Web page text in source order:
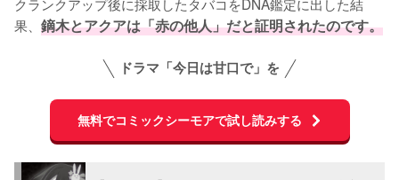
果、 鏑木とアクアは「赤の他人」だと証明されたのです。
ドラマ「今日は甘口で」を
無料でコミックシーモアで試し読みする